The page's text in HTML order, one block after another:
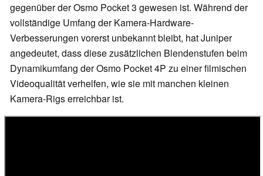
gegenüber der Osmo Pocket 3 gewesen ist. Während der
vollständige Umfang der Kamera-Hardware-
Verbesserungen vorerst unbekannt bleibt, hat Juniper
angedeutet, dass diese zusätzlichen Blendenstufen beim
Dynamikumfang der Osmo Pocket 4P zu einer filmischen
Videoqualität verhelfen, wie sie mit manchen kleinen
Kamera-Rigs erreichbar ist.